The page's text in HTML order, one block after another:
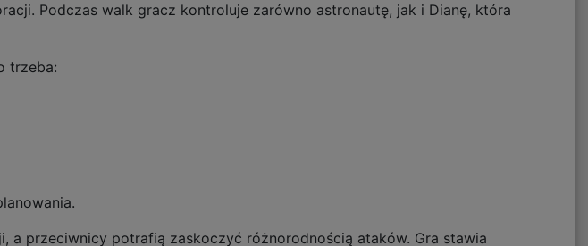
Podczas walk gracz kontroluje zarówno astronautę, jak i Dianę, która
trzeba:
a przeciwnicy potrafią zaskoczyć różnorodnością ataków. Gra stawia